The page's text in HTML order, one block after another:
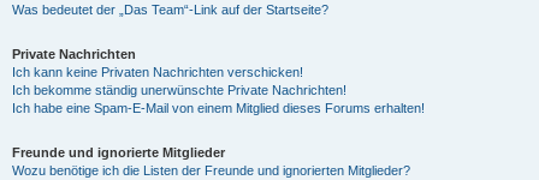
Was bedeutet der „Das Team“-Link auf der Startseite?
Private Nachrichten
Ich kann keine Privaten Nachrichten verschicken!
Ich bekomme ständig unerwünschte Private Nachrichten!
Ich habe eine Spam-E-Mail von einem Mitglied dieses Forums erhalten!
Freunde und ignorierte Mitglieder
Wozu benötige ich die Listen der Freunde und ignorierten Mitglieder?